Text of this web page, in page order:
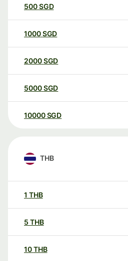
500SGD
1000SGD
2000SGD
5000SGD
10000 SGD
THB
1 THB
5 THB
10THB